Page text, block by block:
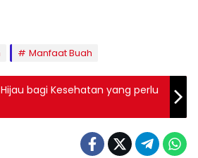
Manfaat Buah
bagi Kesehatan yang perlu